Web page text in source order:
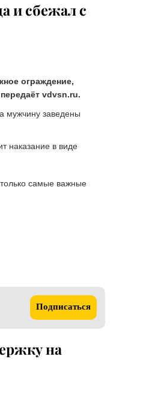
и сбежал с
ограждение,
vdvsn.ru.
мужчину заведены
наказание в виде
самые важные
Подписаться
на